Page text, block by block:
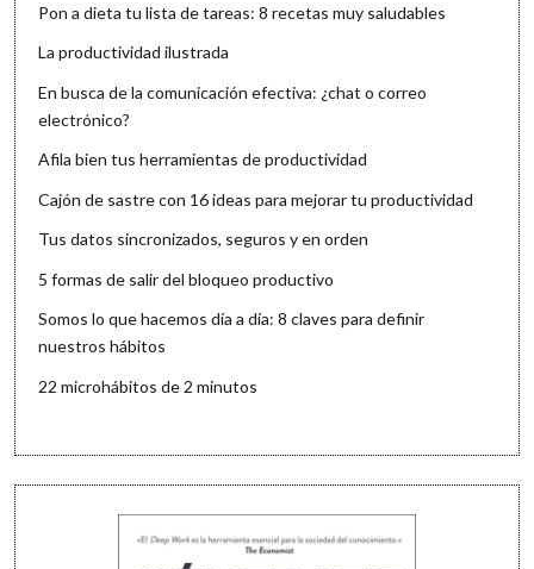
Pon a dieta tu lista de tareas: 8 recetas muy saludables
La productividad ilustrada
En busca de la comunicación efectiva: ¿chat o correo
electrónico?
Afila bien tus herramientas de productividad
Cajón de sastre con 16 ideas para mejorar tu productividad
Tus datos sincronizados, seguros y en orden
5 formas de salir del bloqueo productivo
Somos lo que hacemos día a día: 8 claves para definir
nuestros hábitos
22 microhábitos de 2 minutos